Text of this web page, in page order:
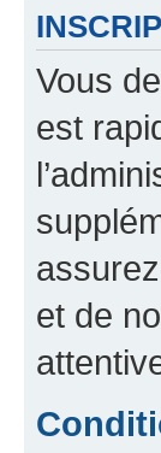
Vous
est
et de